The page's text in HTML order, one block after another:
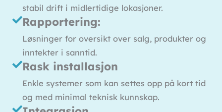
stabil drift i midlertidige lokasjoner.
Rapportering:
Løsninger for oversikt over salg, produkter og
inntekter i sanntid.
Rask installasjon
Enkle systemer som kan settes opp på kort tid
og med minimal teknisk kunnskap.